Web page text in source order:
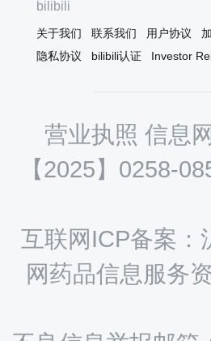
bilibili
关于我们 联系我们 用户协议
隐私协议
bilibili认证 Investor
营业执照 信息
【2025】0258-
互联网ICP备案：
网药品信息服务